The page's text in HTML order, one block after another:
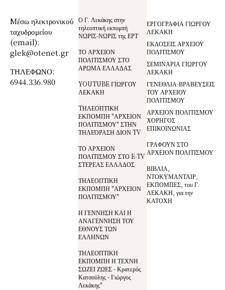
Mέσω ηλεκτρονικού
ταχυδρομείου
(email):
glek@otenet.gr
ΤΗΛΕΦΩΝΟ:
6944.336.980
Ο Γ. Λεκάκης στην
τηλεοπτική εκπομπή
ΝΩΡΙΣ-ΝΩΡΙΣ της ΕΡΤ
ΤΟ ΑΡΧΕΙΟΝ
ΠΟΛΙΤΙΣΜΟΥ ΣΤΟ
ΑΡΩΜΑ ΕΛΛΑΔΑΣ
YOUTUBE ΓΙΩΡΓΟΥ
ΛΕΚΑΚΗ
TΗΛΕΟΠΤΙΚΗ
ΕΚΠΟΜΠΗ "ΑΡΧΕΙΟΝ
ΠΟΛΙΤΙΣΜΟΥ" ΣΤΗΝ
ΤΗΛΕΌΡΑΣΗ ΔΙΟΝ TV
ΤΟ ΑΡΧΕΙΟΝ
ΠΟΛΙΤΙΣΜΟΥ ΣΤΟ E-TV
ΣΤΕΡΕΑΣ ΕΛΛΑΔΟΣ
ΤΗΛΕΟΠΤΙΚΗ
ΕΚΠΟΜΠΗ "ΑΡΧΕΙΟΝ
ΠΟΛΙΤΙΣΜΟΥ"
Η ΓΕΝΝΗΣΗ ΚΑΙ Η
ΑΝΑΓΕΝΝΗΣΗ ΤΟΥ
ΕΘΝΟΥΣ ΤΩΝ
ΕΛΛΗΝΩΝ
ΤΗΛΕΟΠΤΙΚΗ
ΕΚΠΟΜΠΗ Η ΤΕΧΝΗ
ΣΩΖΕΙ ΖΩΕΣ - Κρατερός
Κατσούλης - Γιώργος
Λεκάκης"
ΕΡΓΟΓΡΑΦΙΑ ΓΙΩΡΓΟΥ
ΛΕΚΑΚΗ
ΕΚΔΟΣΕΙΣ ΑΡΧΕΙΟΥ
ΠΟΛΙΤΙΣΜΟΥ
ΣΕΜΙΝΑΡΙΑ ΓΙΩΡΓΟΥ
ΛΕΚΑΚΗ
ΓΕΝΕΘΛΙΑ-ΒΡΑΒΕΥΣΕΙΣ
ΤΟΥ ΑΡΧΕΙΟΥ
ΠΟΛΙΤΙΣΜΟΥ
ΑΡΧΕΙΟΝ ΠΟΛΙΤΙΣΜΟΥ
ΧΟΡΗΓΟΣ
ΕΠΙΚΟΙΝΩΝΙΑΣ
ΓΡΑΦΟΥΝ ΣΤΟ
ΑΡΧΕΙΟΝ ΠΟΛΙΤΙΣΜΟΥ
ΒΙΒΛΙΑ,
ΝΤΟΚΥΜΑΝΤΑΙΡ,
ΕΚΠΟΜΠΕΣ, του Γ.
ΛΕΚΑΚΗ, για την
ΚΑΤΟΧΗ